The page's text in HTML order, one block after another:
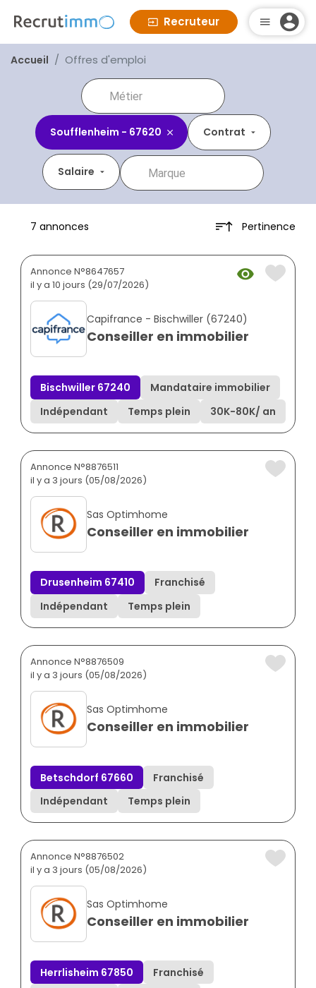
Recruteur
Accueil Offres d'emploi
Soufflenheim - 67620 Contrat
Salaire
7 annonces Pertinence
Annonce N°8647657
il y a 10 jours (29/07/2026)
Capifrance - Bischwiller (67240)
Conseiller en immobilier
Bischwiller 67240
Mandataire immobilier
Indépendant
Temps plein 30K-80K/ an
Annonce N°8876511
il y a 3 jours (05/08/2026)
Sas Optimhome
Conseiller en immobilier
Drusenheim 67410
Franchisé
Indépendant
Temps plein
Annonce N°8876509
il y a 3 jours (05/08/2026)
Sas Optimhome
Conseiller en immobilier
Betschdorf 67660
Franchisé
Indépendant
Temps plein
Annonce N°8876502
il y a 3 jours (05/08/2026)
Sas Optimhome
Conseiller en immobilier
Herrlisheim 67850
Franchisé